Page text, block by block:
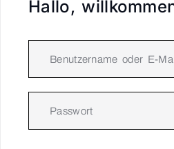
Hallo,